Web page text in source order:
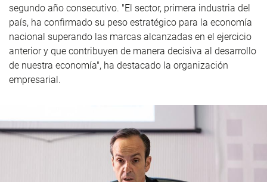
segundo año consecutivo. "El sector, primera industria del
país, ha confirmado su peso estratégico para la economía
nacional superando las marcas alcanzadas en el ejercicio
anterior y que contribuyen de manera decisiva al desarrollo
de nuestra economía", ha destacado la organización
empresarial.